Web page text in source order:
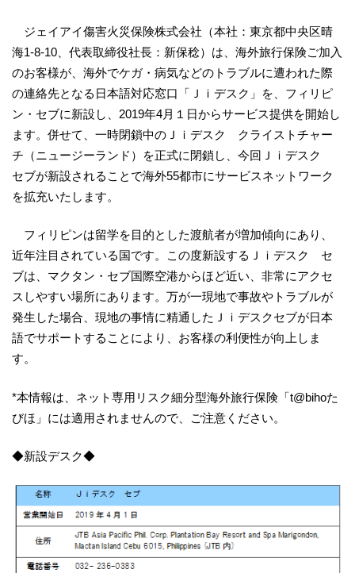
ジェイアイ傷害火災保険株式会社（本社：東京都中央区晴
海1-8-10、代表取締役社長：新保稔）は、海外旅行保険ご加入
のお客様が、海外でケガ・病気などのトラブルに遭われた際
の連絡先となる日本語対応窓口「Ｊｉデスク」を、フィリピ
ン・セブに新設し、2019年4月１日からサービス提供を開始し
ます。併せて、一時閉鎖中のＪｉデスク クライストチャー
チ（ニュージーランド）を正式に閉鎖し、今回Ｊｉデスク
セブが新設されることで海外55都市にサービスネットワーク
を拡充いたします。
フィリピンは留学を目的とした渡航者が増加傾向にあり、
近年注目されている国です。この度新設するＪｉデスク セ
ブは、マクタン・セブ国際空港からほど近い、非常にアクセ
スしやすい場所にあります。万が一現地で事故やトラブルが
発生した場合、現地の事情に精通したＪｉデスクセブが日本
語でサポートすることにより、お客様の利便性が向上しま
す。
*本情報は、ネット専用リスク細分型海外旅行保険「t@bihoた
びほ」には適用されませんので、ご注意ください。
◆新設デスク◆